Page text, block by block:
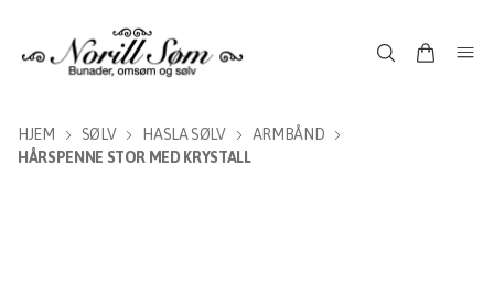
HJEM SØLV HASLA SØLV
ARMBÅND
HÅRSPENNE STOR MED KRYSTALL